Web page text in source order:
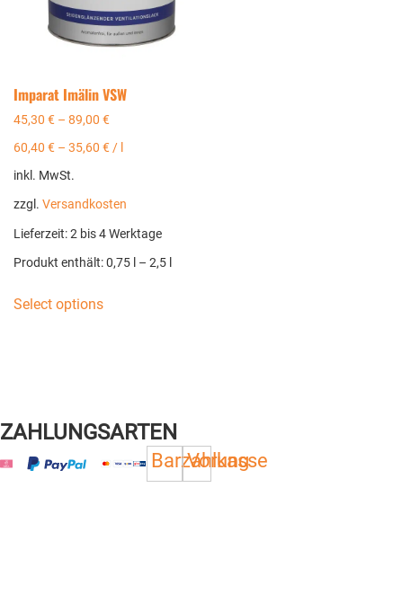
Imparat Imälin VSW
45,30€ –89,00€
60,40€ –35,60€ /
inkl. MwSt.
zzgl.Versandkosten
Lieferzeit:2 bis 4 Werktage
Produkt enthält: 0,75 – 2,5
Select options
ZAHLUNGSARTEN
Barzahlung
Vorkasse